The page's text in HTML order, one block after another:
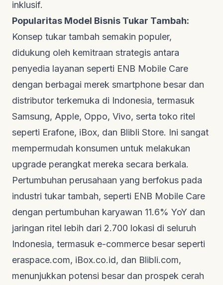
inklusif.
Popularitas Model Bisnis Tukar Tambah:
Konsep tukar tambah semakin populer,
didukung oleh kemitraan strategis antara
penyedia layanan seperti ENB Mobile Care
dengan berbagai merek smartphone besar dan
distributor terkemuka di Indonesia, termasuk
Samsung, Apple, Oppo, Vivo, serta toko ritel
seperti Erafone, iBox, dan Blibli Store. Ini sangat
mempermudah konsumen untuk melakukan
upgrade perangkat mereka secara berkala.
Pertumbuhan perusahaan yang berfokus pada
industri tukar tambah, seperti ENB Mobile Care
dengan pertumbuhan karyawan 11.6% YoY dan
jaringan ritel lebih dari 2.700 lokasi di seluruh
Indonesia, termasuk e-commerce besar seperti
eraspace.com, iBox.co.id, dan Blibli.com,
menunjukkan potensi besar dan prospek cerah